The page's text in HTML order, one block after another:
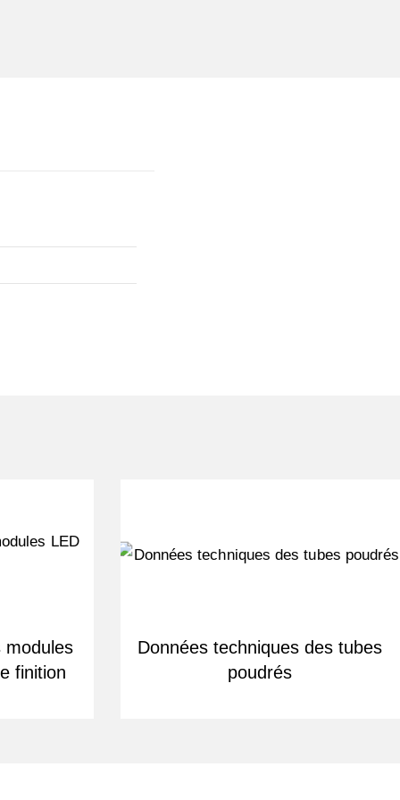
modules
finition
Données techniques des tubes
poudrés